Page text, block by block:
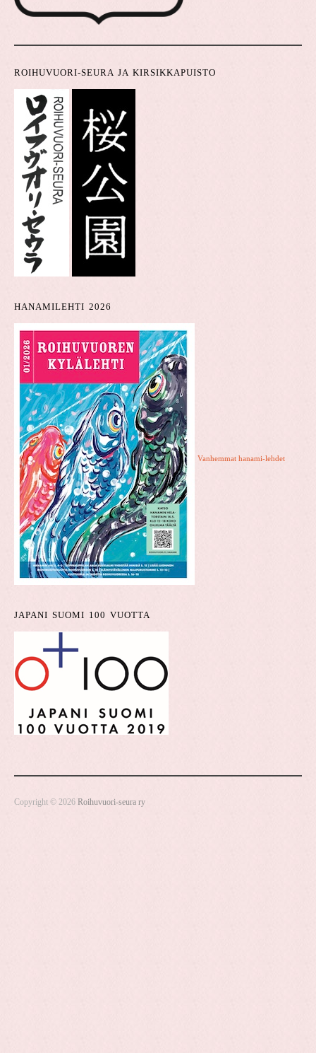
ROIHUVUORI-SEURA JA KIRSIKKAPUISTO
HANAMILEHTI 2026
Vanhemmat hanami-lehdet
JAPANI SUOMI 100 VUOTTA
Copyright © 2026 Roihuvuori-seura ry